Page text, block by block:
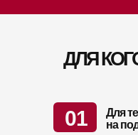
ДЛЯ
Для
на
01